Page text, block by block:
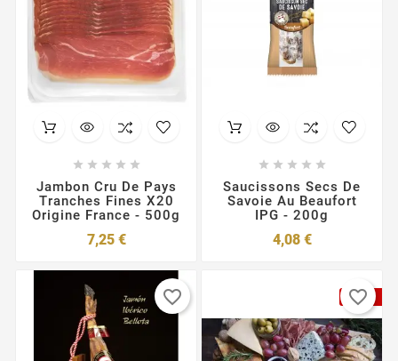
    
Jambon Cru De Pays
Tranches Fines X20
Origine France - 500g
7,25 €Prix
    
Saucissons Secs De
Savoie Au Beaufort
IPG - 200g
4,08 €Prix
favorite_border Pack
favorite_border